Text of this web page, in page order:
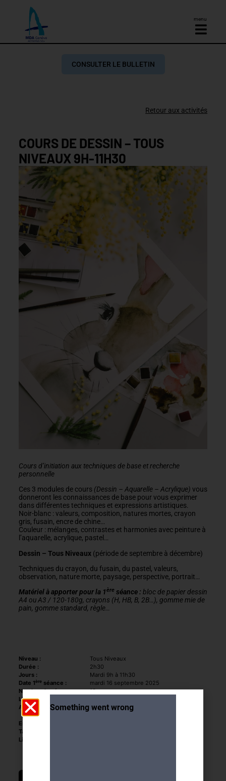
menu
CONSULTER LE BULLETIN
Retour aux activités
COURS DE DESSIN – TOUS
NIVEAUX 9H-11H30
Cours d’initiation aux techniques de base et recherche
personnelle
Ces 3 modules de cours (Dessin – Aquarelle – Acrylique) vous
donneront les connaissances de base pour vous exprimer
dans différentes techniques et expressions artistiques.
Noir-blanc : valeurs, composition, natures mortes, crayon
gris, fusain, encre de chine…
Couleur : mélanges, contrastes et harmonies avec peinture à
l’aquarelle, acrylique, pastel…
Dessin – Tous Niveaux (période de septembre à décembre)
Techniques du crayon, du fusain, du pastel, valeurs,
observation, nature morte, paysage, perspective, portrait…
Matériel à apporter pour la 1ère séance : bloc de papier dessin
A4 ou A3 / 120-180g, crayons (H, HB, B, 2B…), gomme mie de
pain, gomme standard, règle…
Niveau :
Tous Niveaux
Durée :
2h30
Jours :
Mardi 9h à 11h30
Date 1èreséance :
mardi 16 septembre 2025
Nombre de séances :
13
Lieu :
Accès :
tram 14 ou bus D, 2, 4, 11 et 19, arrêt
Encadrement :
Tarifs :
Limite de participants :